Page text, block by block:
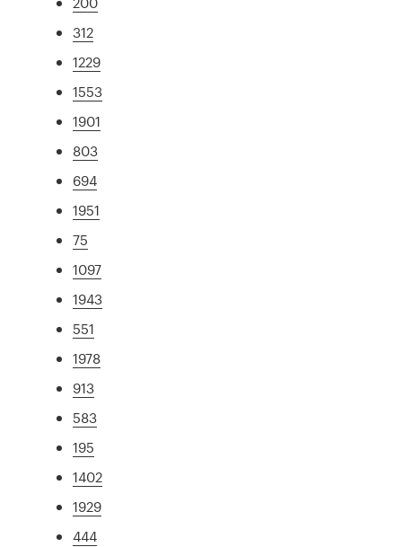
312
1229
1553
1901
803
694
1951
75
1097
1943
551
1978
913
583
195
1402
1929
444